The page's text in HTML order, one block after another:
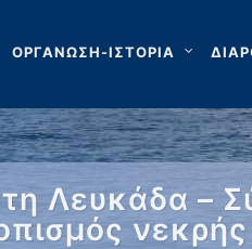
ΟΡΓΑΝΩΣΗ-ΙΣΤΟΡΙΑ
Λευκάδα –